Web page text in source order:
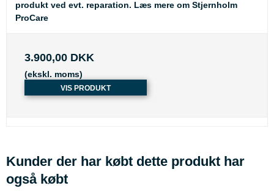
produkt ved evt. reparation. Læs mere om Stjernholm
ProCare
3.900,00 DKK
(ekskl. moms)
VIS PRODUKT
Kunder der har købt dette produkt har
også købt